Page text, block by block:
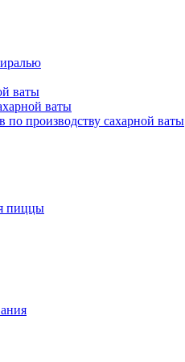
ваты
ваты
производству сахарной ваты
пиццы